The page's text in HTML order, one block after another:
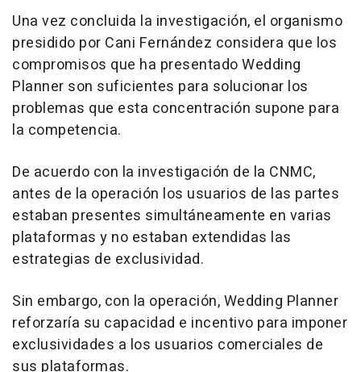
Una vez concluida la investigación, el organismo
presidido por Cani Fernández considera que los
compromisos que ha presentado Wedding
Planner son suficientes para solucionar los
problemas que esta concentración supone para
la competencia.
De acuerdo con la investigación de la CNMC,
antes de la operación los usuarios de las partes
estaban presentes simultáneamente en varias
plataformas y no estaban extendidas las
estrategias de exclusividad.
Sin embargo, con la operación, Wedding Planner
reforzaría su capacidad e incentivo para imponer
exclusividades a los usuarios comerciales de
sus plataformas.